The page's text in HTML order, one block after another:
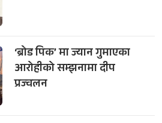
‘ब्रोड पिक’ मा ज्यान गुमाएका
आरोहीको सम्झनामा दीप
प्रज्वलन